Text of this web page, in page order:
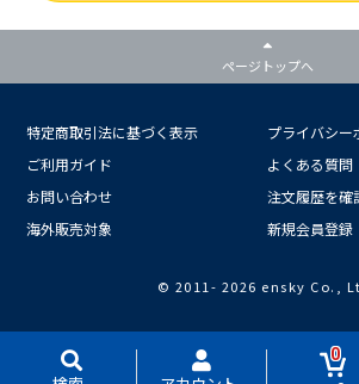
0
ページトップへ
特定商取引法に基づく表示
プライバシー
ご利用ガイド
よくある質問
お問い合わせ
注文履歴を確
海外販売対象
新規会員登録
© 2011- 2026 ensky Co.,